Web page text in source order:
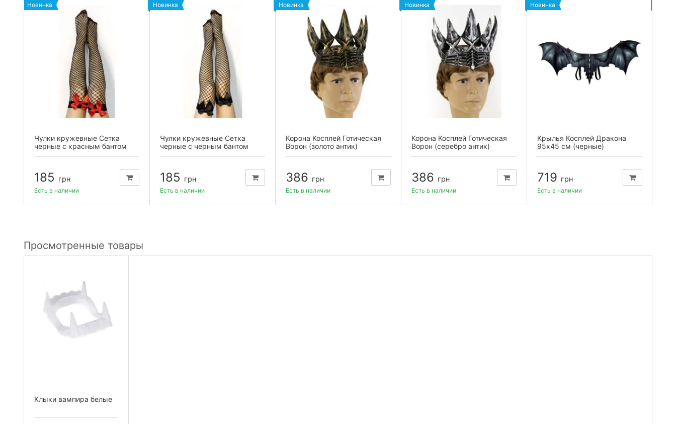
Новинка
Чулки кружевные Сетка
черные с красным бантом
185 грн
Есть в наличии
Новинка
Чулки кружевные Сетка
черные с черным бантом
185 грн
Есть в наличии
Новинка
Корона Косплей Готическая
Ворон (золото антик)
386 грн
Есть в наличии
Новинка
Корона Косплей Готическая
Ворон (серебро антик)
386 грн
Есть в наличии
Новинка
Крылья Косплей Дракона
95х45 см (черные)
719 грн
Есть в наличии
Просмотренные товары
Клыки вампира белые